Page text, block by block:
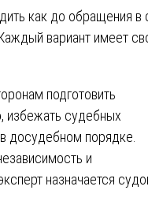
как до обращения в
вариант имеет
подготовить
избежать судебных
в досудебном порядке.
и
назначается